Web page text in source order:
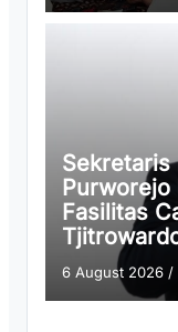
Sekretaris
Purworejo
Fasilitas
6 August 2026 /